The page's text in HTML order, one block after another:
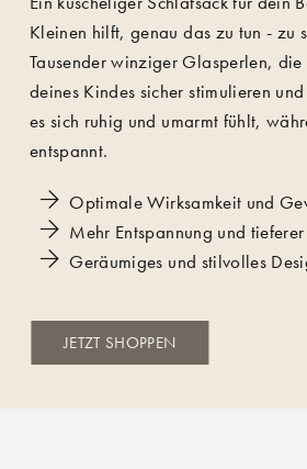
Kleinen hilft, genau das zu tun - zu
Tausender winziger Glasperlen, die
deines Kindes sicher stimulieren
es sich ruhig und umarmt fühlt,
entspannt.
Optimale Wirksamkeit und
Mehr Entspannung und
Geräumiges und stilvolles
JETZT SHOPPEN